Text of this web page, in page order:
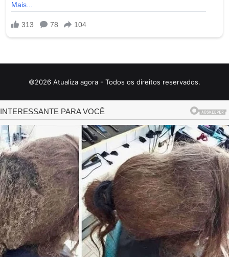
©2026 Atualiza agora - Todos os direitos reservados.